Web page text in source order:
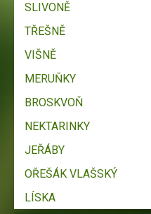
SLIVONĚ
TŘEŠNĚ
VIŠNĚ
MERUŇKY
BROSKVOŇ
NEKTARINKY
JEŘÁBY
OŘEŠÁK VLAŠSKÝ
LÍSKA